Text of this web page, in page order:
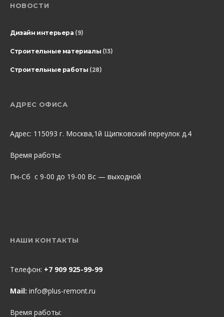
НОВОСТИ
Дизайн интерьера (9)
Строительные материалы (13)
Строительные работы (28)
АДРЕС ОФИСА
Адрес: 115093 г. Москва,1й Щипковский переулок д.4
Время работы:
Пн-Сб с 9-00 до 19-00 Вс — выходной
НАШИ КОНТАКТЫ
Телефон: +7 909 925-99-99
Mail: info@plus-remont.ru
Время работы: